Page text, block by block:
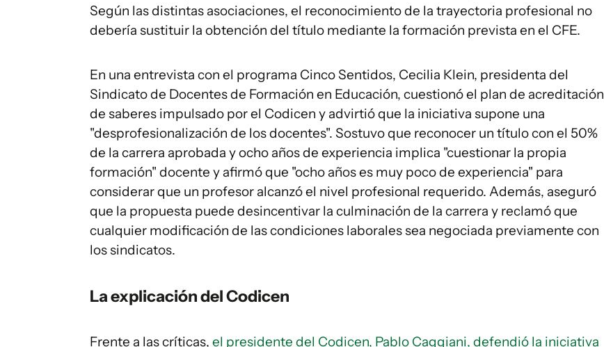
Según las distintas asociaciones, el reconocimiento de la trayectoria profesional no
debería sustituir la obtención del título mediante la formación prevista en el CFE.
En una entrevista con el programa Cinco Sentidos, Cecilia Klein, presidenta del
Sindicato de Docentes de Formación en Educación, cuestionó el plan de acreditación
de saberes impulsado por el Codicen y advirtió que la iniciativa supone una
"desprofesionalización de los docentes". Sostuvo que reconocer un título con el 50%
de la carrera aprobada y ocho años de experiencia implica "cuestionar la propia
formación" docente y afirmó que "ocho años es muy poco de experiencia" para
considerar que un profesor alcanzó el nivel profesional requerido. Además, aseguró
que la propuesta puede desincentivar la culminación de la carrera y reclamó que
cualquier modificación de las condiciones laborales sea negociada previamente con
los sindicatos.
La explicación del Codicen
Frente a las críticas, el presidente del Codicen, Pablo Caggiani, defendió la iniciativa